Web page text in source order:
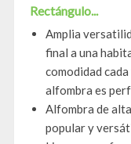
Rectángulo...
Amplia
final a una
comodidad
alfombra es
Alfombra de
popular y